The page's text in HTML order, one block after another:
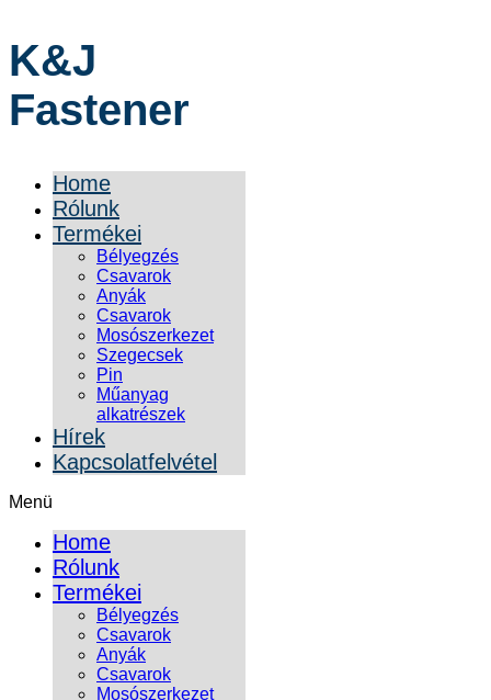
K&J
Fastener
Home
Rólunk
Termékei
Bélyegzés
Csavarok
Anyák
Csavarok
Mosószerkezet
Szegecsek
Pin
Műanyag
alkatrészek
Hírek
Kapcsolatfelvétel
Menü
Home
Rólunk
Termékei
Bélyegzés
Csavarok
Anyák
Csavarok
Mosószerkezet